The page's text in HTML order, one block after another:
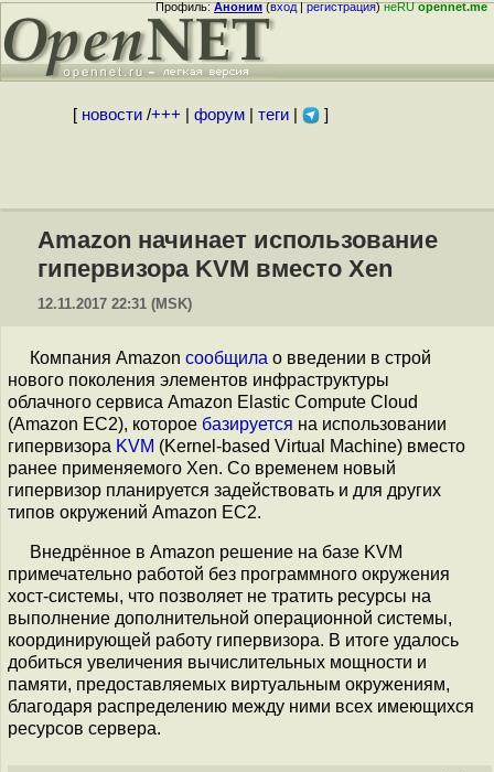
Профиль:Аноним(вход|регистрация)неRUopennet.me
[ новости/+++ форум| теги| ]
Amazon начинает использование
гипервизора KVM вместо Xen
12.11.2017 22:31 (MSK)
Компания Amazon сообщила о введении в строй
нового поколения элементов инфраструктуры
облачного сервиса Amazon Elastic Compute Cloud
(Amazon EC2), которое базируется на использовании
гипервизора KVM (Kernel-based Virtual Machine) вместо
ранее применяемого Xen. Со временем новый
гипервизор планируется задействовать и для других
типов окружений Amazon EC2.
Внедрённое в Amazon решение на базе KVM
примечательно работой без программного окружения
хост-системы, что позволяет не тратить ресурсы на
выполнение дополнительной операционной системы,
координирующей работу гипервизора. В итоге удалось
добиться увеличения вычислительных мощности и
памяти, предоставляемых виртуальным окружениям,
благодаря распределению между ними всех имеющихся
ресурсов сервера.